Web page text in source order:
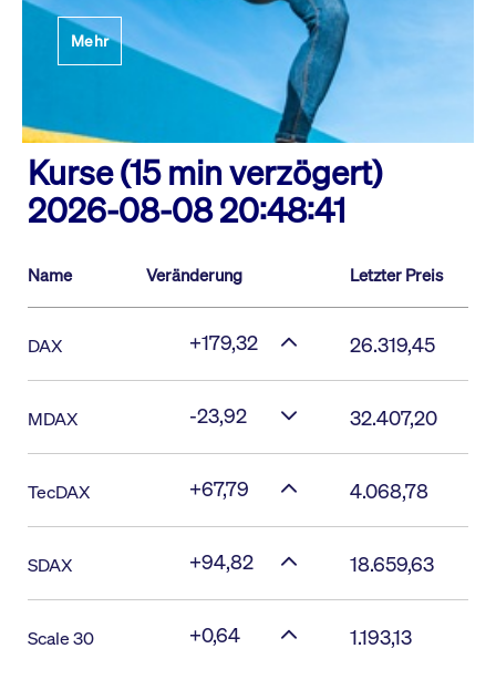
Mehr
Kurse (15 min verzögert)
2026-08-08 20:48:41
Name Veränderung Letzter Preis
DAX +179,32 26.319,45
MDAX -23,92 32.407,20
TecDAX +67,79 4.068,78
SDAX +94,82 18.659,63
Scale 30 +0,64 1.193,13